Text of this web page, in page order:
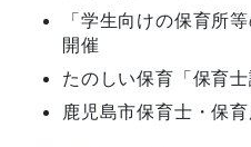
「学生向けの保育所
開催
たのしい保育「保育
鹿児島市保育士・保